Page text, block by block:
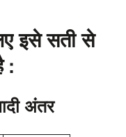
इसे सती से
:
अंतर